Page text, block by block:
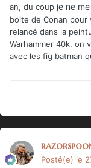
an, du coup je ne
boite de Conan
relancé dans la
Warhammer 40k, on
avec les fig batman
Posté(e) le